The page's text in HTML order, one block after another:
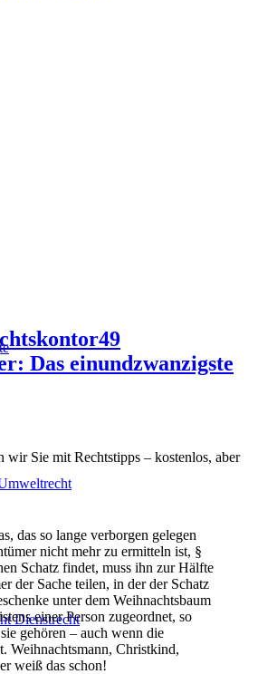
Dienstrecht
Das einundzwanzigste
wir Sie mit Rechtstipps – kostenlos, aber
das so lange verborgen gelegen
nicht mehr zu ermitteln ist, §
Schatz findet, muss ihn zur Hälfte
der Sache teilen, in der der Schatz
unter dem Weihnachtsbaum
einer Person zugeordnet, so
gehören – auch wenn die
Weihnachtsmann, Christkind,
weiß das schon!